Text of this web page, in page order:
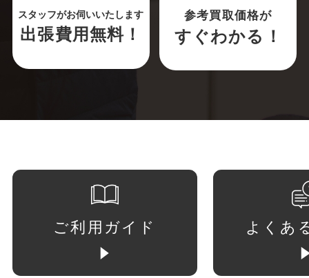
スタッフがお伺いいたします
出張費用無料！
参考買取価格が
すぐわかる！
ご利用ガイド よくあ